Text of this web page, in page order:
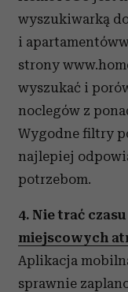
wyszukiwarką
i
strony
wyszukać i
noclegów z
Wygodne filtry
najlepiej
potrzebom.
4. Nie trać
miejscowych
Aplikacja
sprawnie